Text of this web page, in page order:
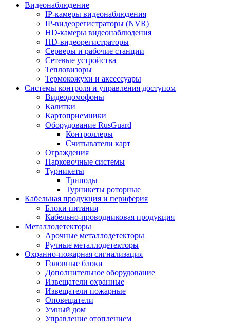
Видеонаблюдение
IP-камеры видеонаблюдения
IP-видеорегистраторы (NVR)
HD-камеры видеонаблюдения
HD-видеорегистраторы
Серверы и рабочие станции
Сетевые устройства
Тепловизоры
Термокожухи и аксессуары
Системы контроля и управления доступом
Видеодомофоны
Калитки
Картоприемники
Оборудование RusGuard
Контроллеры
Считыватели карт
Ограждения
Парковочные системы
Турникеты
Триподы
Турникеты роторные
Кабельная продукция и периферия
Блоки питания
Кабельно-проводниковая продукция
Металлодетекторы
Арочные металлодетекторы
Ручные металлодетекторы
Охранно-пожарная сигнализация
Головные блоки
Дополнительное оборудование
Извещатели охранные
Извещатели пожарные
Оповещатели
Умный дом
Управление отоплением